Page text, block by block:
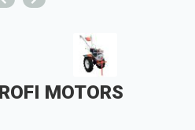
MOTORS